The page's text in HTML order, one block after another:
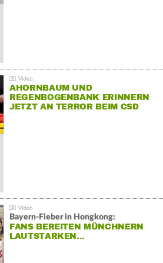
AHORNBAUM UND
REGENBOGENBANK ERINNERN
JETZT AN TERROR BEIM CSD
Bayern-Fieber in Hongkong:
FANS BEREITEN MÜNCHNERN
LAUTSTARKEN…